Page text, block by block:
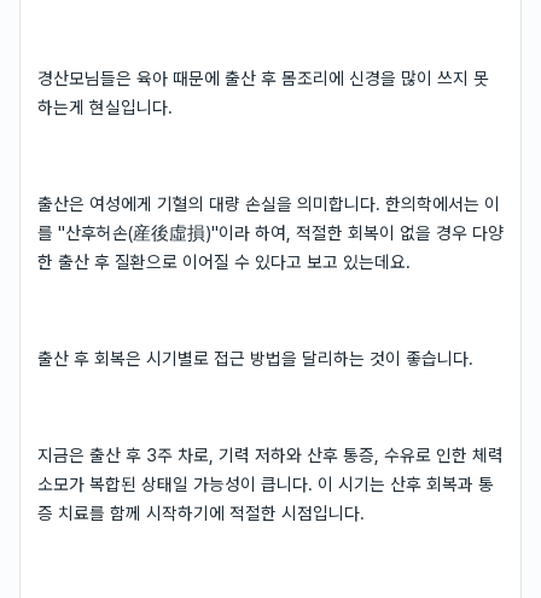
경산모님들은 육아 때문에 출산 후 몸조리에 신경을 많이 쓰지 못
하는게 현실입니다.
출산은 여성에게 기혈의 대량 손실을 의미합니다. 한의학에서는 이
를 "산후허손(産後虛損)"이라 하여, 적절한 회복이 없을 경우 다양
한 출산 후 질환으로 이어질 수 있다고 보고 있는데요.
출산 후 회복은 시기별로 접근 방법을 달리하는 것이 좋습니다.
지금은 출산 후 3주 차로, 기력 저하와 산후 통증, 수유로 인한 체력
소모가 복합된 상태일 가능성이 큽니다. 이 시기는 산후 회복과 통
증 치료를 함께 시작하기에 적절한 시점입니다.